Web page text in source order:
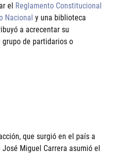
el Reglamento Constitucional
Nacional y una biblioteca
a acrecentar su
de partidarios o
que surgió en el país a
Miguel Carrera asumió el